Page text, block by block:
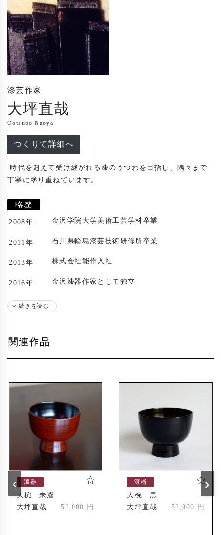
漆芸作家
大坪直哉
Ootsubo Naoya
つくりて詳細へ
丁寧に塗り重ねています。
略歴
2008年 金沢学院大学美術工芸学科卒業
2011年 石川県輪島漆芸技術研修所卒業
2013年 株式会社能作入社
2016年 金沢漆器作家として独立
2023年 石川県輪島漆芸技術研修所助講師
2012年
2019年 京王百貨店新宿店「夜光のうつわ」 個展
2020年
ギャラリーおかりや 個展
銀座の金沢 二人展
2022年 ギャラリーおかりや「累々たる輪」 個展
高木糀商店(金沢市) 個展
2025年
日本橋三越本店6階 ウォッチギャラリー「Dea
受賞歴
続きを読む
関連作品
漆器
大椀 朱溜
大坪直哉
52,000 円
漆器
大椀 黒
大坪直哉
52,000 円
‹ ›